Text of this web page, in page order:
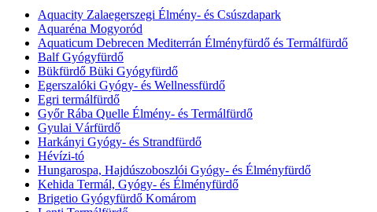
Aquacity Zalaegerszegi Élmény- és Csúszdapark
Aquaréna Mogyoród
Aquaticum Debrecen Mediterrán Élményfürdő és Termálfürdő
Balf Gyógyfürdő
Bükfürdő Büki Gyógyfürdő
Egerszalóki Gyógy- és Wellnessfürdő
Egri termálfürdő
Győr Rába Quelle Élmény- és Termálfürdő
Gyulai Várfürdő
Harkányi Gyógy- és Strandfürdő
Hévízi-tó
Hungarospa, Hajdúszoboszlói Gyógy- és Élményfürdő
Kehida Termál, Gyógy- és Élményfürdő
Brigetio Gyógyfürdő Komárom